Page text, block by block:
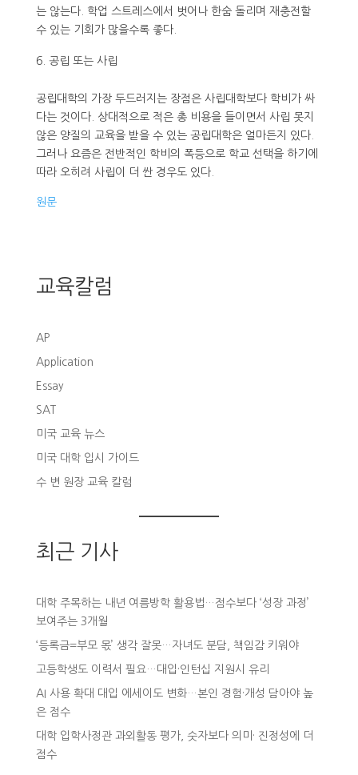
는 않는다. 학업 스트레스에서 벗어나 한숨 돌리며 재충전할
수 있는 기회가 많을수록 좋다.
공립 또는 사립
공립대학의 가장 두드러지는 장점은 사립대학보다 학비가 싸
다는 것이다. 상대적으로 적은 총 비용을 들이면서 사립 못지
않은 양질의 교육을 받을 수 있는 공립대학은 얼마든지 있다.
그러나 요즘은 전반적인 학비의 폭등으로 학교 선택을 하기에
따라 오히려 사립이 더 싼 경우도 있다.
원문
교육칼럼
AP
Application
Essay
SAT
미국 교육 뉴스
미국 대학 입시 가이드
수 변 원장 교육 칼럼
최근 기사
대학 주목하는 내년 여름방학 활용법…점수보다 ‘성장 과정’
보여주는 3개월
‘등록금=부모 몫’ 생각 잘못…자녀도 분담, 책임감 키워야
고등학생도 이력서 필요…대입·인턴십 지원시 유리
AI 사용 확대 대입 에세이도 변화…본인 경험·개성 담아야 높
은 점수
대학 입학사정관 과외활동 평가, 숫자보다 의미· 진정성에 더
점수